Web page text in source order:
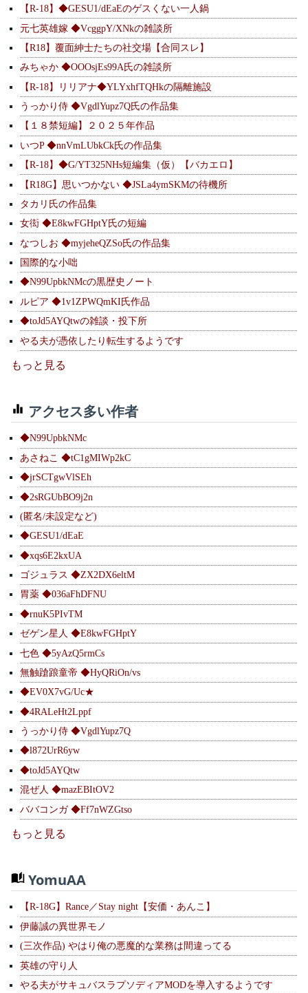
【R-18】◆GESU1/dEaEのゲスくない一人鍋
元七英雄嫁 ◆VcggpY/XNkの雑談所
【R18】覆面紳士たちの社交場【合同スレ】
みちゃか ◆OOOsjEs99A氏の雑談所
【R-18】リリアナ◆YLYxhfTQHkの隔離施設
うっかり侍 ◆VgdlYupz7Q氏の作品集
【１８禁短編】２０２５年作品
いつP ◆nnVmLUbkCk氏の作品集
【R-18】◆G/YT325NHs短編集（仮）【バカエロ】
【R18G】思いつかない ◆JSLa4ymSKMの待機所
タカリ氏の作品集
女衒 ◆E8kwFGHptY氏の短編
なつしお ◆myjeheQZSo氏の作品集
国際的な小咄
◆N99UpbkNMcの黒歴史ノート
ルピア ◆1v1ZPWQmKI氏作品
◆toJd5AYQtwの雑談・投下所
やる夫が憑依したり転生するようです
もっと見る
アクセス多い作者
◆N99UpbkNMc
あさねこ ◆tC1gMIWp2kC
◆jrSCTgwVlSEh
◆2sRGUbBO9j2n
(匿名/未設定など)
◆GESU1/dEaE
◆xqs6E2kxUA
ゴジュラス ◆ZX2DX6eltM
胃薬 ◆036aFhDFNU
◆rnuK5PIvTM
ゼゲン星人 ◆E8kwFGHptY
七色 ◆5yAzQ5rmCs
無触蹌踉童帝 ◆HyQRiOn/vs
◆EV0X7vG/Uc★
◆4RALeHt2Lppf
うっかり侍 ◆VgdlYupz7Q
◆l872UrR6yw
◆toJd5AYQtw
混ぜ人 ◆mazEBItOV2
ババコンガ ◆Ff7nWZGtso
もっと見る
YomuAA
【R-18G】Rance／Stay night【安価・あんこ】
伊藤誠の異世界モノ
(三次作品) やはり俺の悪魔的な業務は間違ってる
英雄の守り人
やる夫がサキュバスラプソディアMODを導入するようです